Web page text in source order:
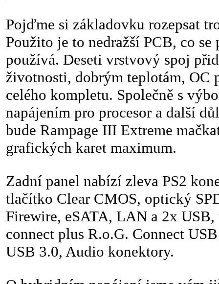
Pojďme si základovku rozepsat
Použito je to nedražší PCB, co
používá. Deseti vrstvový spoj
životnosti, dobrým teplotám, OC
celého kompletu. Společně s
napájením pro procesor a další
bude Rampage III Extreme
grafických karet maximum.
Zadní panel nabízí zleva PS2
tlačítko Clear CMOS, optický
Firewire, eSATA, LAN a 2x
connect plus R.o.G. Connect
USB 3.0, Audio konektory.